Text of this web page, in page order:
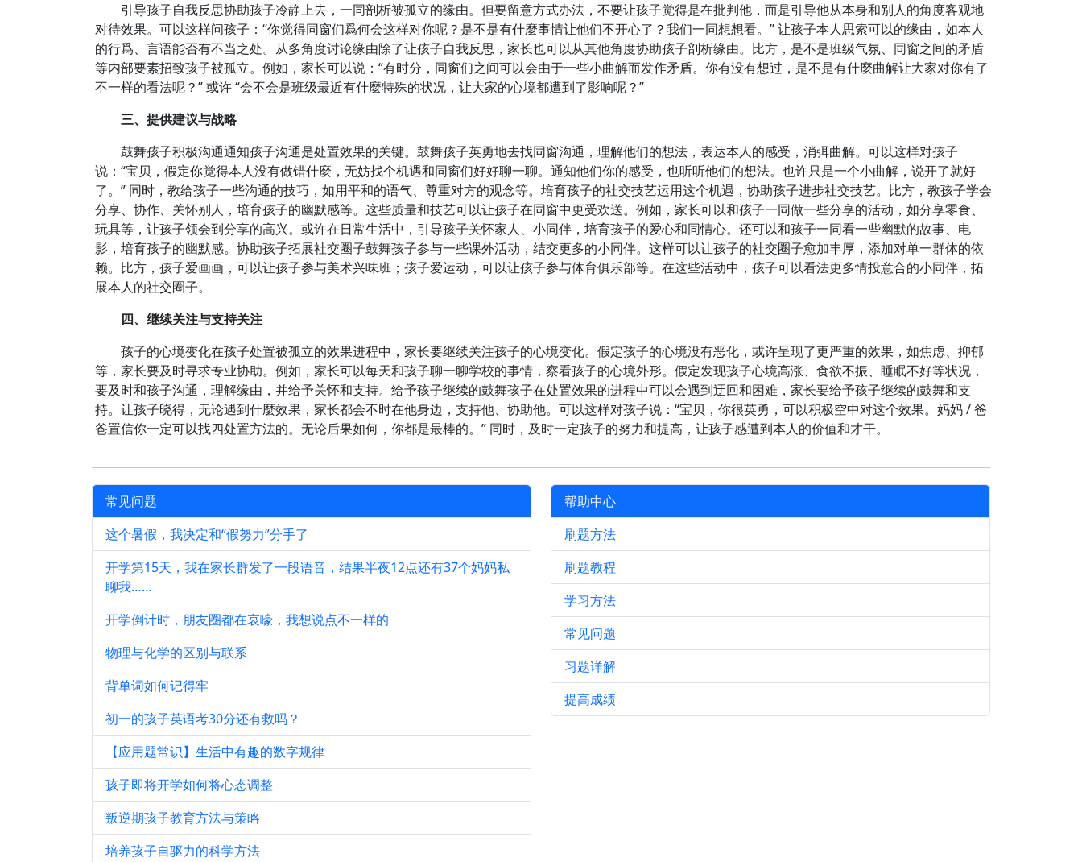
引导孩子自我反思协助孩子冷静上去，一同剖析被孤立的缘由。但要留意方式办法，不要让孩子觉得是在批判他，而是引导他从本身和别人的角度客观地
对待效果。可以这样问孩子：“你觉得同窗们爲何会这样对你呢？是不是有什麼事情让他们不开心了？我们一同想想看。” 让孩子本人思索可以的缘由，如本人
的行爲、言语能否有不当之处。从多角度讨论缘由除了让孩子自我反思，家长也可以从其他角度协助孩子剖析缘由。比方，是不是班级气氛、同窗之间的矛盾
等内部要素招致孩子被孤立。例如，家长可以说：“有时分，同窗们之间可以会由于一些小曲解而发作矛盾。你有没有想过，是不是有什麼曲解让大家对你有了
不一样的看法呢？” 或许 “会不会是班级最近有什麼特殊的状况，让大家的心境都遭到了影响呢？”
三、提供建议与战略
鼓舞孩子积极沟通通知孩子沟通是处置效果的关键。鼓舞孩子英勇地去找同窗沟通，理解他们的想法，表达本人的感受，消弭曲解。可以这样对孩子
说：“宝贝，假定你觉得本人没有做错什麼，无妨找个机遇和同窗们好好聊一聊。通知他们你的感受，也听听他们的想法。也许只是一个小曲解，说开了就好
了。” 同时，教给孩子一些沟通的技巧，如用平和的语气、尊重对方的观念等。培育孩子的社交技艺运用这个机遇，协助孩子进步社交技艺。比方，教孩子学会
分享、协作、关怀别人，培育孩子的幽默感等。这些质量和技艺可以让孩子在同窗中更受欢送。例如，家长可以和孩子一同做一些分享的活动，如分享零食、
玩具等，让孩子领会到分享的高兴。或许在日常生活中，引导孩子关怀家人、小同伴，培育孩子的爱心和同情心。还可以和孩子一同看一些幽默的故事、电
影，培育孩子的幽默感。协助孩子拓展社交圈子鼓舞孩子参与一些课外活动，结交更多的小同伴。这样可以让孩子的社交圈子愈加丰厚，添加对单一群体的依
赖。比方，孩子爱画画，可以让孩子参与美术兴味班；孩子爱运动，可以让孩子参与体育俱乐部等。在这些活动中，孩子可以看法更多情投意合的小同伴，拓
展本人的社交圈子。
四、继续关注与支持关注
孩子的心境变化在孩子处置被孤立的效果进程中，家长要继续关注孩子的心境变化。假定孩子的心境没有恶化，或许呈现了更严重的效果，如焦虑、抑郁
等，家长要及时寻求专业协助。例如，家长可以每天和孩子聊一聊学校的事情，察看孩子的心境外形。假定发现孩子心境高涨、食欲不振、睡眠不好等状况，
要及时和孩子沟通，理解缘由，并给予关怀和支持。给予孩子继续的鼓舞孩子在处置效果的进程中可以会遇到迂回和困难，家长要给予孩子继续的鼓舞和支
持。让孩子晓得，无论遇到什麼效果，家长都会不时在他身边，支持他、协助他。可以这样对孩子说：“宝贝，你很英勇，可以积极空中对这个效果。妈妈 / 爸
爸置信你一定可以找四处置方法的。无论后果如何，你都是最棒的。” 同时，及时一定孩子的努力和提高，让孩子感遭到本人的价值和才干。
常见问题
这个暑假，我决定和“假努力”分手了
开学第15天，我在家长群发了一段语音，结果半夜12点还有37个妈妈私
聊我……
开学倒计时，朋友圈都在哀嚎，我想说点不一样的
物理与化学的区别与联系
背单词如何记得牢
初一的孩子英语考30分还有救吗？
【应用题常识】生活中有趣的数字规律
孩子即将开学如何将心态调整
叛逆期孩子教育方法与策略
培养孩子自驱力的科学方法
帮助中心
刷题方法
刷题教程
学习方法
常见问题
习题详解
提高成绩